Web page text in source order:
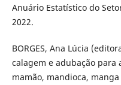
Anuário Estatístico do
2022.
BORGES, Ana Lúcia
calagem e adubação para
mamão, mandioca,